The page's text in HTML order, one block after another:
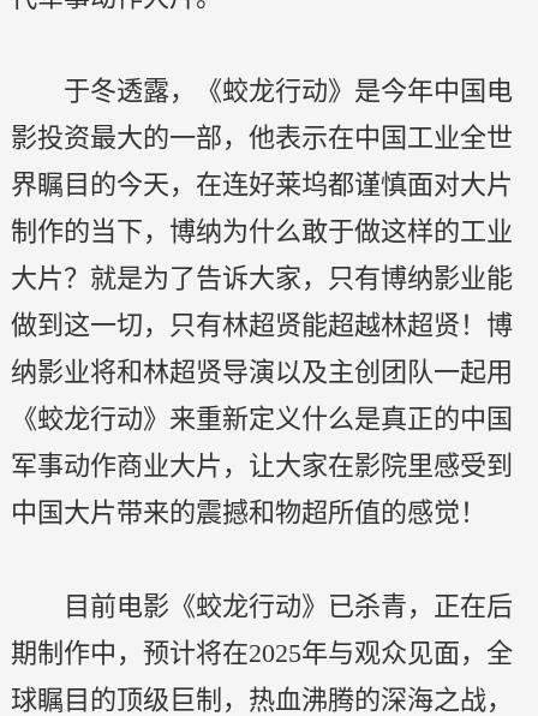
于冬透露，《蛟龙行动》是今年中国电
影投资最大的一部，他表示在中国工业全世
界瞩目的今天，在连好莱坞都谨慎面对大片
制作的当下，博纳为什么敢于做这样的工业
大片？就是为了告诉大家，只有博纳影业能
做到这一切，只有林超贤能超越林超贤！博
纳影业将和林超贤导演以及主创团队一起用
《蛟龙行动》来重新定义什么是真正的中国
军事动作商业大片，让大家在影院里感受到
中国大片带来的震撼和物超所值的感觉！
目前电影《蛟龙行动》已杀青，正在后
期制作中，预计将在2025年与观众见面，全
球瞩目的顶级巨制，热血沸腾的深海之战，